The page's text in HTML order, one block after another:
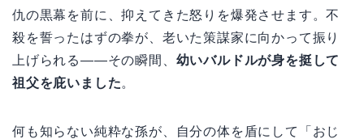
仇の黒幕を前に、抑えてきた怒りを爆発させます。不
殺を誓ったはずの拳が、老いた策謀家に向かって振り
上げられる——その瞬間、 幼いバルドルが身を挺して
祖父を庇いました。
何も知らない純粋な孫が、自分の体を盾にして「おじ